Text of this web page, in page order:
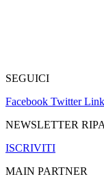
SEGUICI
Facebook Twitter
NEWSLETTER
ISCRIVITI
MAIN PARTNER